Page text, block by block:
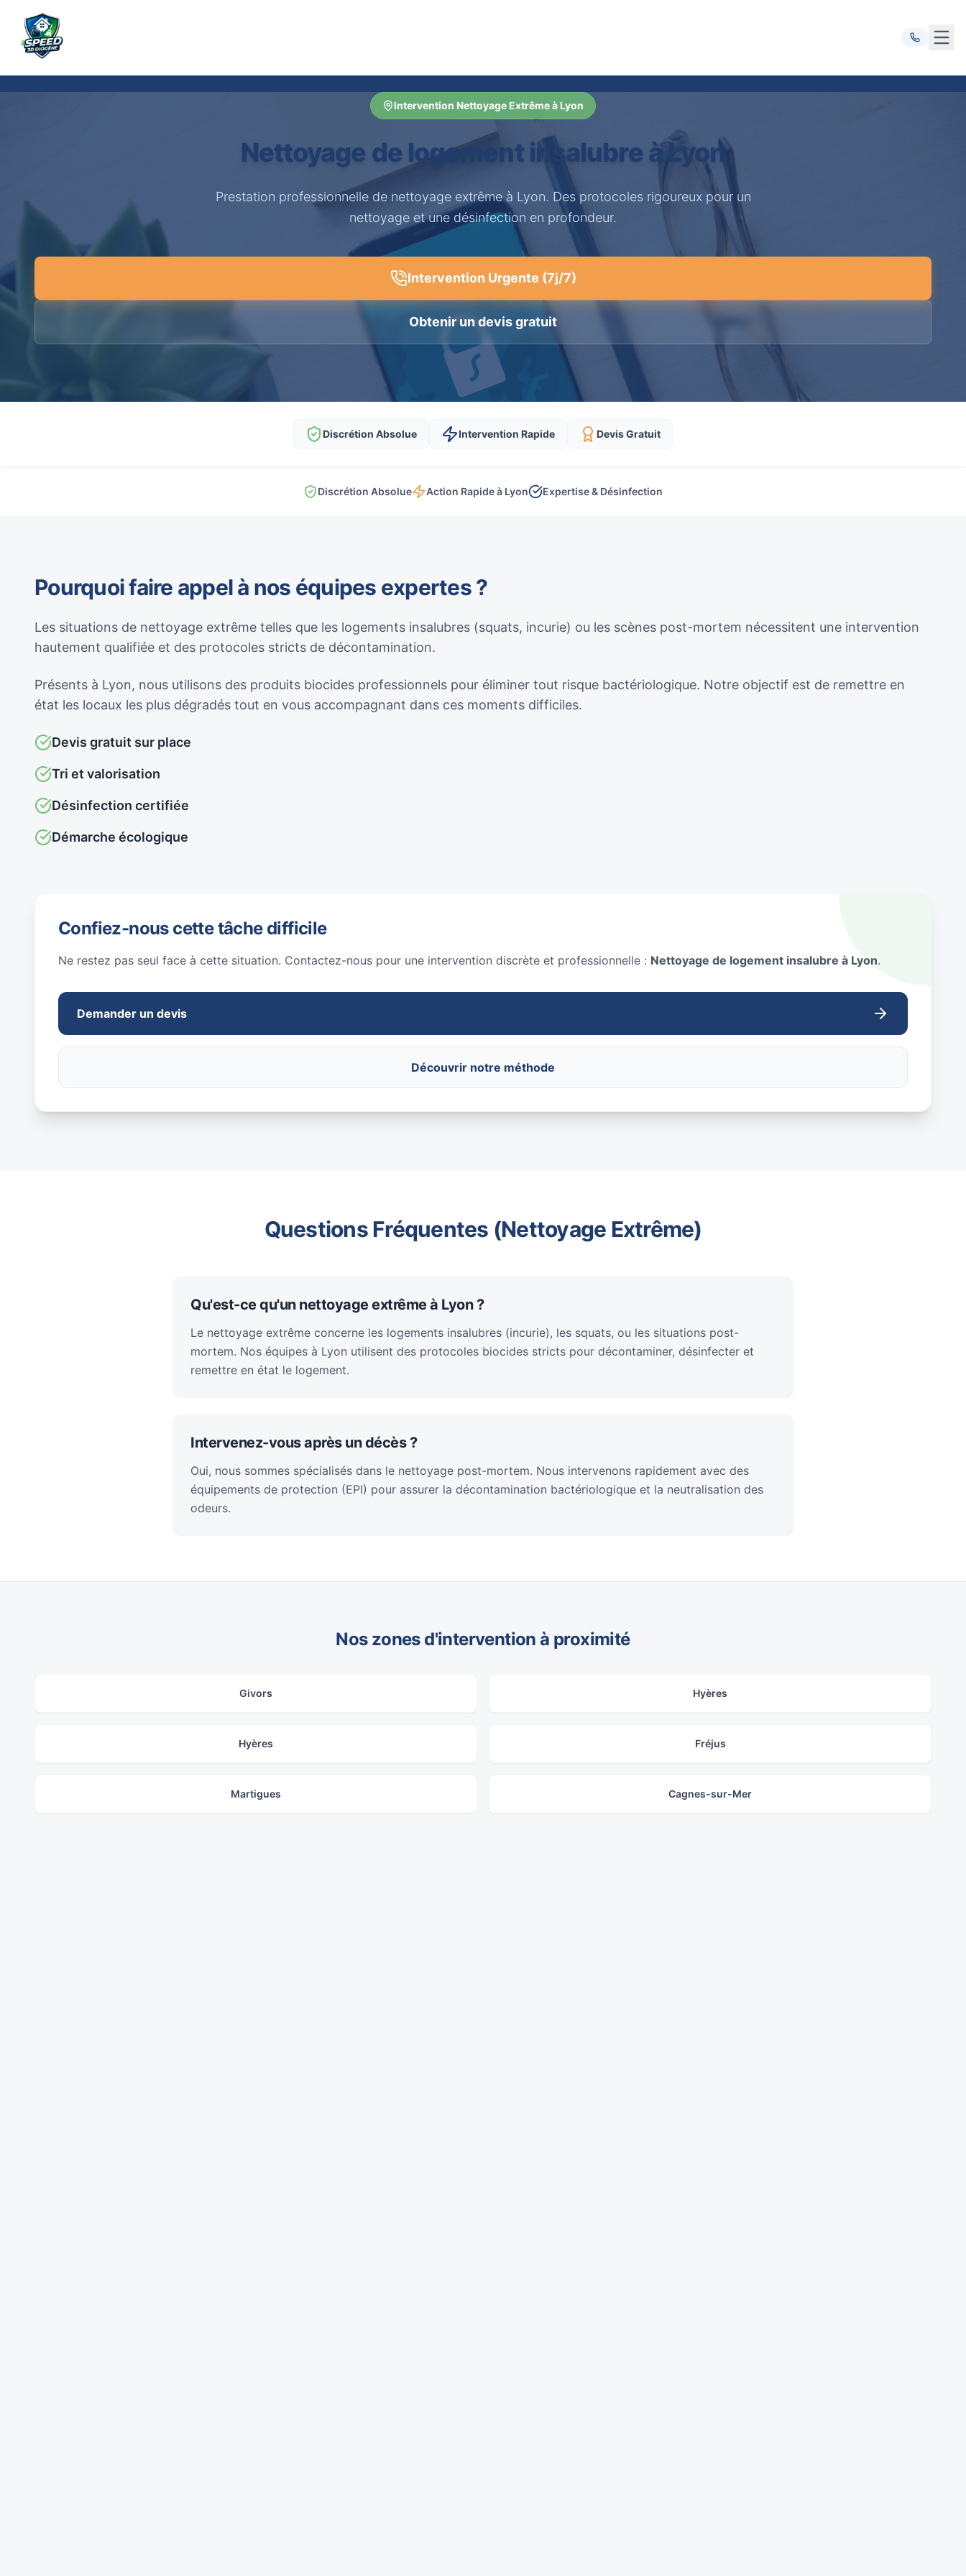
Intervention Nettoyage Extrême à Lyon
Nettoyage de logement insalubre à Lyon
Prestation professionnelle de nettoyage extrême à Lyon. Des protocoles rigoureux pour un
nettoyage et une désinfection en profondeur.
Intervention Urgente (7j/7)
Obtenir un devis gratuit
Discrétion Absolue Intervention Rapide Devis Gratuit
Discrétion Absolue Action Rapide à Lyon Expertise & Désinfection
Pourquoi faire appel à nos équipes expertes ?
Les situations de nettoyage extrême telles que les logements insalubres (squats, incurie) ou les scènes post-mortem nécessitent une intervention
hautement qualifiée et des protocoles stricts de décontamination.
Présents à Lyon, nous utilisons des produits biocides professionnels pour éliminer tout risque bactériologique. Notre objectif est de remettre en
état les locaux les plus dégradés tout en vous accompagnant dans ces moments difficiles.
Devis gratuit sur place
Tri et valorisation
Désinfection certifiée
Démarche écologique
Confiez-nous cette tâche difficile
Ne restez pas seul face à cette situation. Contactez-nous pour une intervention discrète et professionnelle : Nettoyage de logement insalubre à Lyon.
Demander un devis
Découvrir notre méthode
Questions Fréquentes (Nettoyage Extrême)
Qu'est-ce qu'un nettoyage extrême à Lyon ?
Le nettoyage extrême concerne les logements insalubres (incurie), les squats, ou les situations post-
mortem. Nos équipes à Lyon utilisent des protocoles biocides stricts pour décontaminer, désinfecter et
remettre en état le logement.
Intervenez-vous après un décès ?
Oui, nous sommes spécialisés dans le nettoyage post-mortem. Nous intervenons rapidement avec des
équipements de protection (EPI) pour assurer la décontamination bactériologique et la neutralisation des
odeurs.
Nos zones d'intervention à proximité
Givors Hyères
Hyères Fréjus
Martigues Cagnes-sur-Mer